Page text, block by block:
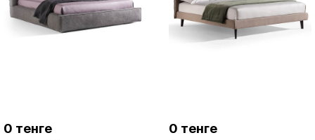
0 тенге 0 тенге